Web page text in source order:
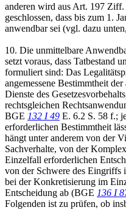
anderen wird aus Art. 197 Ziff.
geschlossen, dass bis zum 1.
anwendbar sei (vgl. dazu
10. Die unmittelbare
setzt voraus, dass Tatbestand
formuliert sind: Das
angemessene Bestimmtheit
Dienste des
rechtsgleichen
BGE 132 I 49 E. 6.2 S. 58 f.;
erforderlichen Bestimmtheit
hängt unter anderem von der
Sachverhalte, von der
Einzelfall erforderlichen
von der Schwere des Eingriffs
bei der Konkretisierung im
Entscheidung ab (BGE 136 I
Folgenden ist zu prüfen, ob